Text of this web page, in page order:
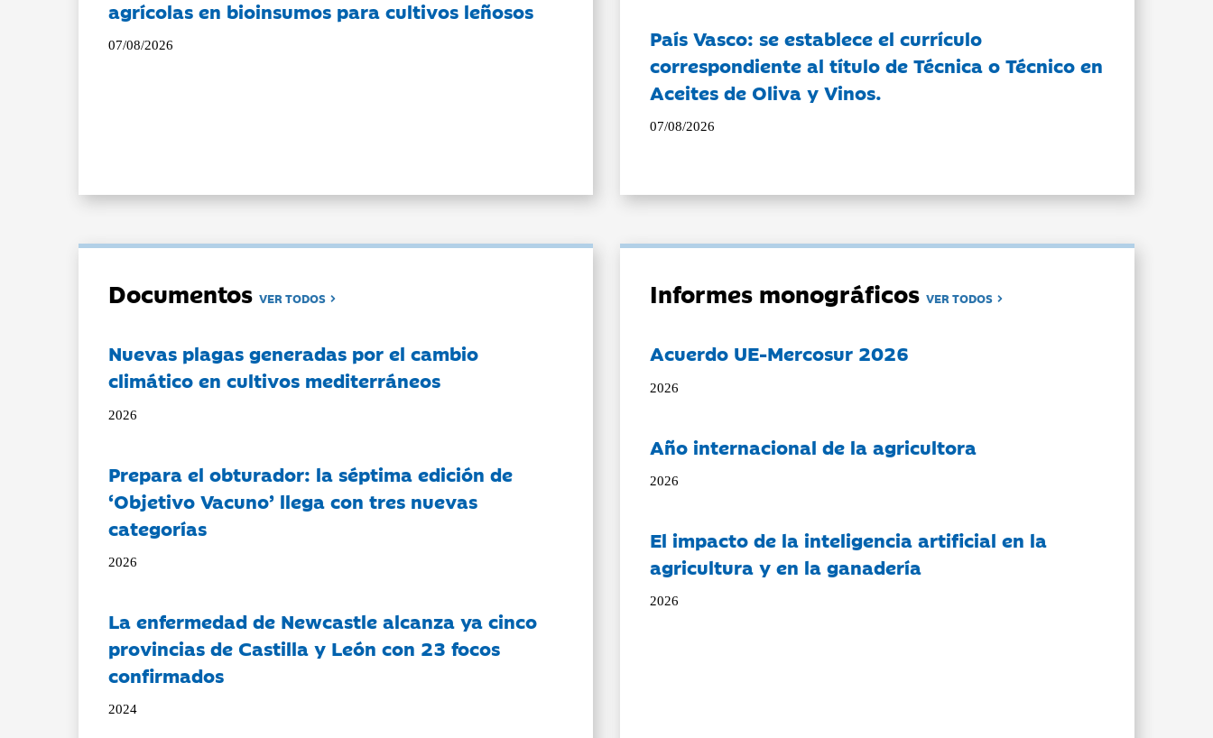
agrícolas en bioinsumos para cultivos leñosos
07/08/2026
País Vasco: se establece el currículo
correspondiente al título de Técnica o Técnico en
Aceites de Oliva y Vinos.
07/08/2026
DocumentosVER TODOS
Nuevas plagas generadas por el cambio
climático en cultivos mediterráneos
2026
Prepara el obturador: la séptima edición de
‘Objetivo Vacuno’ llega con tres nuevas
categorías
2026
La enfermedad de Newcastle alcanza ya cinco
provincias de Castilla y León con 23 focos
confirmados
2024
Informes monográficosVER TODOS
Acuerdo UE-Mercosur 2026
2026
Año internacional de la agricultora
2026
El impacto de la inteligencia artificial en la
agricultura y en la ganadería
2026